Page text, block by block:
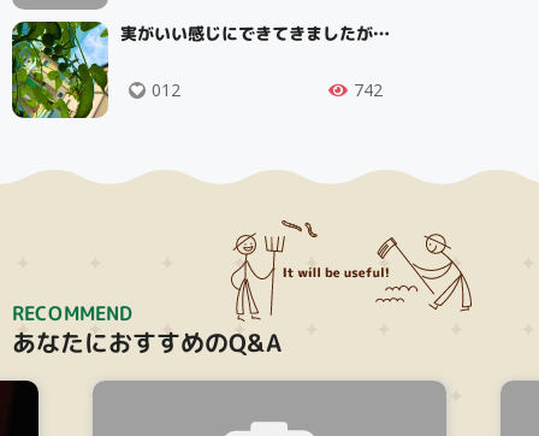
実がいい感じにできてきましたが…
012 742
RECOMMEND
あなたにおすすめのQ&A